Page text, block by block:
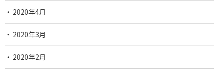
2020年4月
2020年3月
2020年2月